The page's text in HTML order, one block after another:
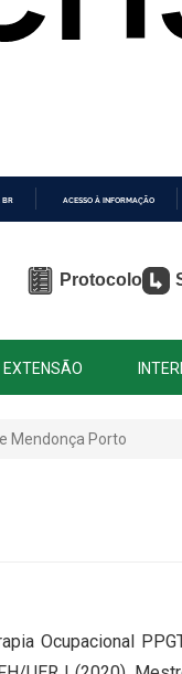
BR ACESSO À INFORMAÇÃO
Protocolo
EXTENSÃO
Mendonça Porto
Ocupacional